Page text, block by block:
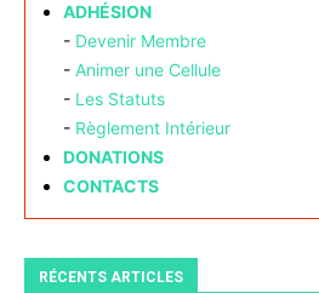
ADHÉSION
- Devenir Membre
- Animer une Cellule
- Les Statuts
- Règlement Intérieur
DONATIONS
CONTACTS
RÉCENTS ARTICLES